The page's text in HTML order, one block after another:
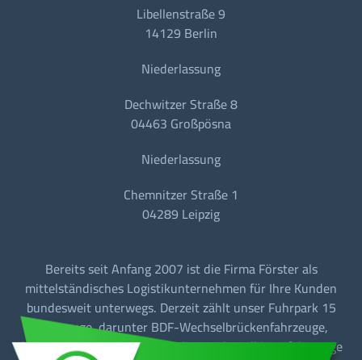
Libellenstraße 9
14129 Berlin
Niederlassung
Dechwitzer Straße 8
04463 Großpösna
Niederlassung
Chemnitzer Straße 1
04289 Leipzig
Bereits seit Anfang 2007 ist die Firma Förster als
mittelständisches Logistikunternehmen für Ihre Kunden
bundesweit unterwegs. Derzeit zählt unser Fuhrpark 15
Fahrzeuge, darunter BDF-Wechselbrückenfahrzeuge,
Sattelzugmaschinen mit Tautliner + Sattelkipperfahrzeuge